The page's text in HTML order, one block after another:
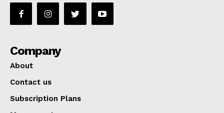
Company
About
Contact us
Subscription Plans